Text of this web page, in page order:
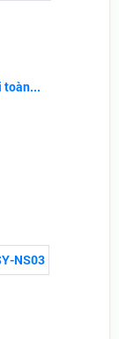
toàn...